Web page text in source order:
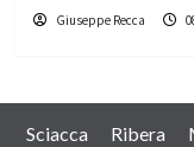
Giuseppe Recca
Sciacca Ribera